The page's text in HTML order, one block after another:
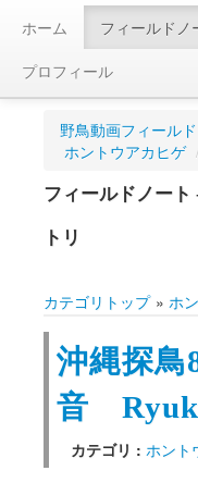
ホーム フィールドノ
プロフィール
野鳥動画フィール
ホントウアカヒゲ
フィールドノー
トリ
カテゴリトップ » ホ
沖縄探
音
カテゴリ : ホント